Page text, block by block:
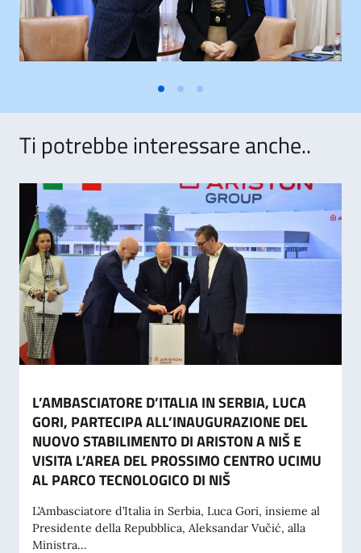
Ti potrebbe interessare anche..
L’AMBASCIATORE D’ITALIA IN SERBIA, LUCA
GORI, PARTECIPA ALL’INAUGURAZIONE DEL
NUOVO STABILIMENTO DI ARISTON A NIŠ E
VISITA L’AREA DEL PROSSIMO CENTRO UCIMU
AL PARCO TECNOLOGICO DI NIŠ
L’Ambasciatore d’Italia in Serbia, Luca Gori, insieme al
Presidente della Repubblica, Aleksandar Vučić, alla
Ministra...